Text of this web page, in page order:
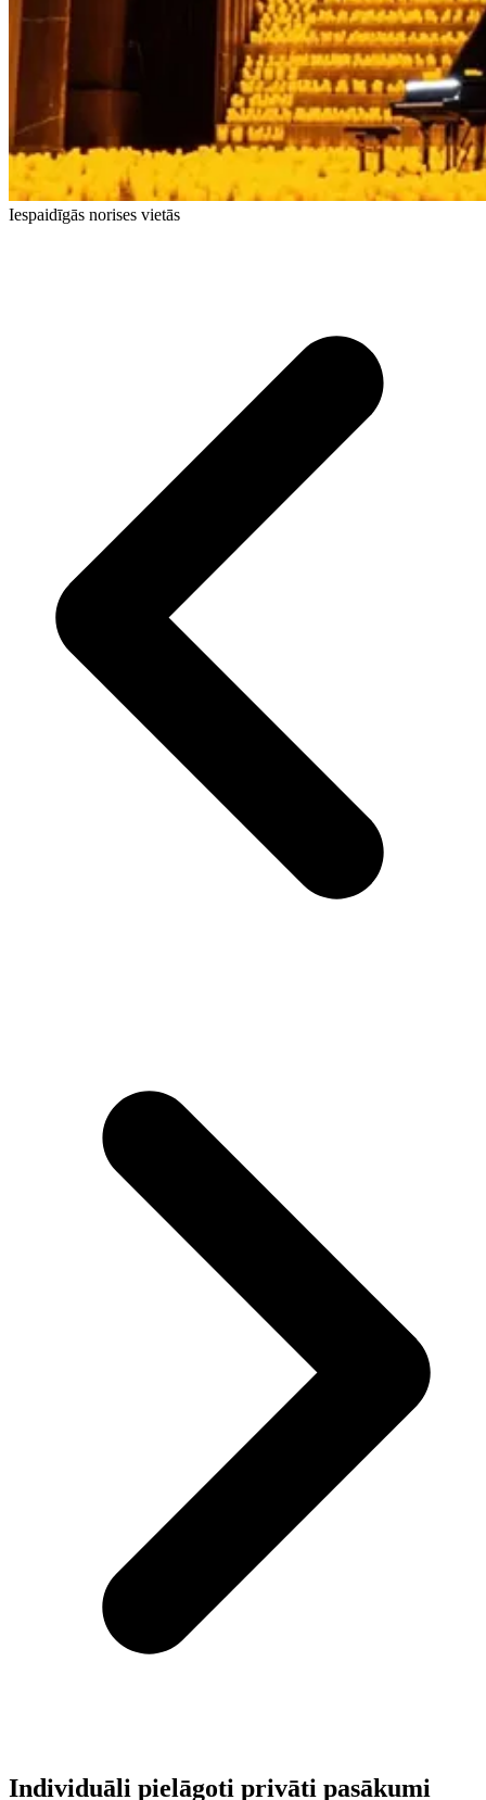
Iespaidīgās norises vietās
Individuāli pielāgoti privāti pasākumi